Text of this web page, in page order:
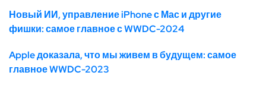
Новый ИИ, управление iPhone с Мас и другие
фишки: самое главное с WWDC-2024
Apple доказала, что мы живем в будущем: самое
главное WWDC-2023